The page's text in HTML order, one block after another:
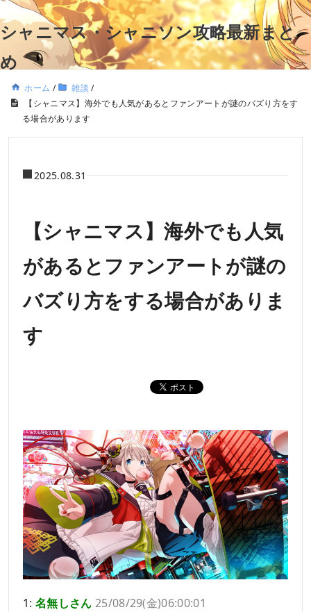
シャニマス・シャニソン攻略最新まと
め
ホーム / 雑談 /
【シャニマス】海外でも人気があるとファンアートが謎のバズり方をす
る場合があります
2025.08.31
【シャニマス】海外でも人気
があるとファンアートが謎の
バズり方をする場合がありま
す
1: 名無しさん 25/08/29(金)06:00:01